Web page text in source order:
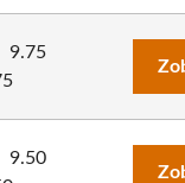
9.75
9.50